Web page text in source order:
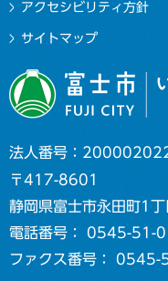
アクセシビリティ方針
サイトマップ
法人番号：
〒417-8601
静岡県富士市永田町1
電話番号： 0545-51-
ファクス番号：